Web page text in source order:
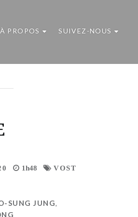
À PROPOS SUIVEZ-NOUS
1h48
VOST
SUNG JUNG